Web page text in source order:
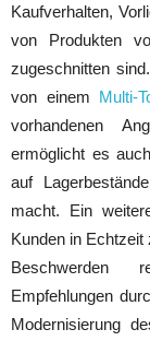
Kaufverhalten,
von Produkten
zugeschnitten
von einem Multi-
vorhandenen
ermöglicht es
auf
macht. Ein
Kunden in
Empfehlungen
Modernisierung